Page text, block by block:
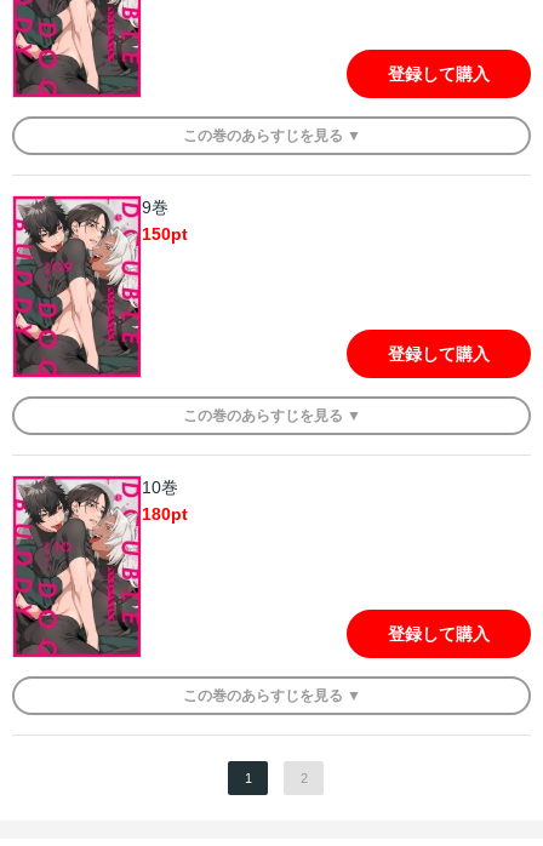
登録して購入
この巻のあらすじを 見る ▼
9巻
150pt
登録して購入
この巻のあらすじを 見る ▼
10巻
180pt
登録して購入
この巻のあらすじを 見る ▼
1 2